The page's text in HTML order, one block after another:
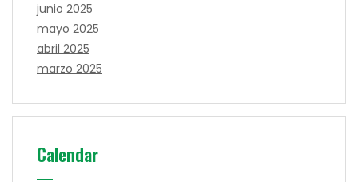
junio 2025
mayo 2025
abril 2025
marzo 2025
Calendar